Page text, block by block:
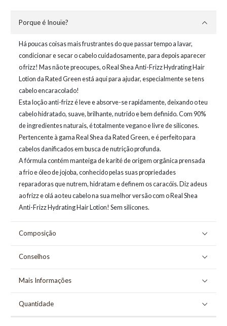
Porque é Inouïe?
Há poucas coisas mais frustrantes do que passar tempo a lavar,
condicionar e secar o cabelo cuidadosamente, para depois aparecer
o frizz! Mas não te preocupes, o Real Shea Anti-Frizz Hydrating Hair
Lotion da Rated Green está aqui para ajudar, especialmente se tens
cabelo encaracolado!
Esta loção anti-frizz é leve e absorve-se rapidamente, deixando o teu
cabelo hidratado, suave, brilhante, nutrido e bem definido. Com 90%
de ingredientes naturais, é totalmente vegano e livre de silicones.
Pertencente à gama Real Shea da Rated Green, e é perfeito para
cabelos danificados em busca de nutrição profunda.
A fórmula contém manteiga de karité de origem orgânica prensada
a frio e óleo de jojoba, conhecido pelas suas propriedades
reparadoras que nutrem, hidratam e definem os caracóis. Diz adeus
ao frizz e olá ao teu cabelo na sua melhor versão com o Real Shea
Anti-Frizz Hydrating Hair Lotion! Sem silicones.
Composição
Conselhos
Mais Informações
Quantidade